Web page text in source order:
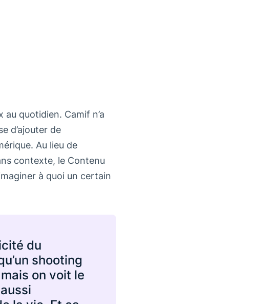
quotidien. Camif n’a
d’ajouter de
Au lieu de
contexte, le Contenu
à quoi un certain
du
shooting
on voit le